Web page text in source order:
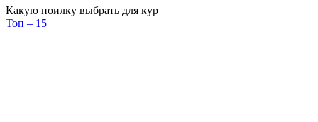
Какую поилку выбрать для кур
Топ – 15